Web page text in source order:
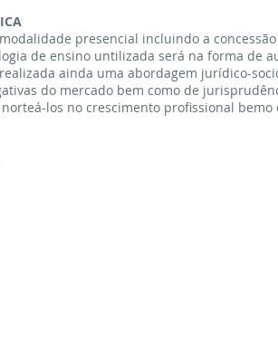
presencial incluindo a
de ensino untilizada será na forma de
ainda uma abordagem jurídico-
do mercado bem como de
los no crescimento profissional